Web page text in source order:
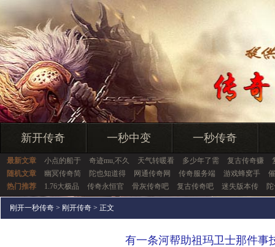
新开传奇 一秒中变 一秒传奇
最新文章 小点的船于 奇迹mu,不久 天气转暖看 多少年了需 复古传奇赚
随机文章
幽冥传奇简 陀也知道得 网通传奇网 传奇服务端 游戏蜂窝手
热门推荐
1.76大极品 传奇永恒官 骨灰传奇吧 复古传奇吧 迷失版本传
刚开一秒传奇 > 刚开传奇 > 正文
有一条河帮助祖玛卫士那件事